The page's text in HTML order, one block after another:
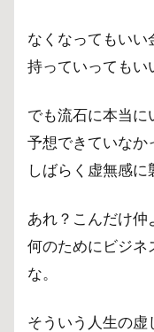
なくなってもいい
持っていってもい
でも流石に本当に
予想できていなか
しばらく虚無感に
あれ？こんだけ仲
何のためにビジネ
な。
そういう人生の